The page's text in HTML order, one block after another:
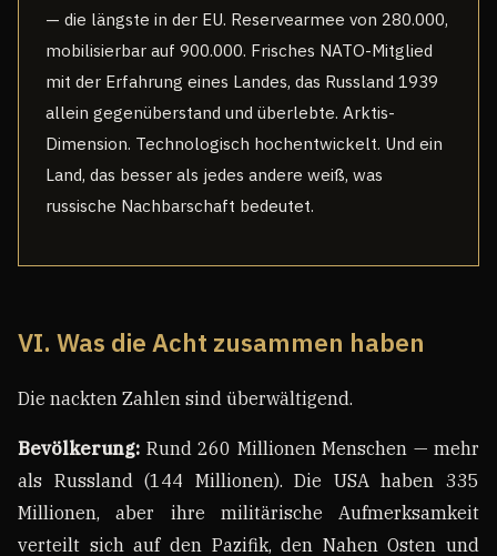
— die längste in der EU. Reservearmee von 280.000,
mobilisierbar auf 900.000. Frisches NATO-Mitglied
mit der Erfahrung eines Landes, das Russland 1939
allein gegenüberstand und überlebte. Arktis-
Dimension. Technologisch hochentwickelt. Und ein
Land, das besser als jedes andere weiß, was
russische Nachbarschaft bedeutet.
VI. Was die Acht zusammen haben
Die nackten Zahlen sind überwältigend.
Bevölkerung: Rund 260 Millionen Menschen — mehr
als Russland (144 Millionen). Die USA haben 335
Millionen, aber ihre militärische Aufmerksamkeit
verteilt sich auf den Pazifik, den Nahen Osten und